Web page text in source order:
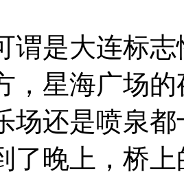
谓是大连标
，星海广场
场还是喷泉
了晚上，桥